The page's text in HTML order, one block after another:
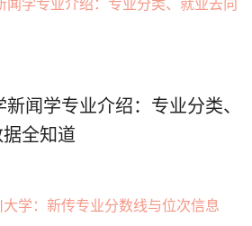
闻学专业介绍：专业分类、
全知道